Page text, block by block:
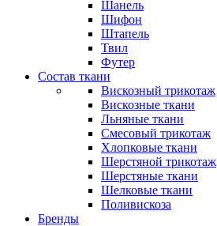
Шанель
Шифон
Штапель
Твил
Футер
Состав ткани
Вискозный трикотаж
Вискозные ткани
Льняные ткани
Смесовый трикотаж
Хлопковые ткани
Шерстяной трикотаж
Шерстяные ткани
Шелковые ткани
Поливискоза
Бренды